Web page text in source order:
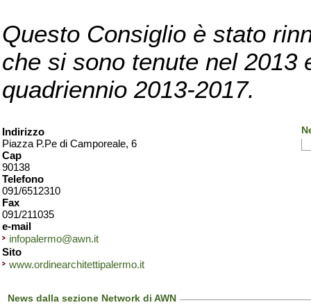
Questo Consiglio è stato
che si sono tenute nel 2013
quadriennio 2013-2017.
Indirizzo
Piazza P.Pe di Camporeale, 6
Cap
90138
Telefono
091/6512310
Fax
091/211035
e-mail
infopalermo@awn.it
Sito
www.ordinearchitettipalermo.it
News dalla sezione Network di AWN